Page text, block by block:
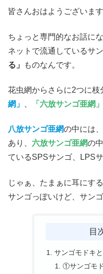
皆さんおはようございま
ちょっと専門的なお話に
ネットで流通しているサ
る」
ものなんです。
花虫網からさらに2つに枝
網」
「六放サンゴ亜網」
八放サンゴ亜網の中には
あり、 六放サンゴ亜網の
ているSPSサンゴ、LPS
じゃぁ、たまぁに耳にする
サンゴっぽいけど、サン
目
サンゴモドキと
①サンゴモ